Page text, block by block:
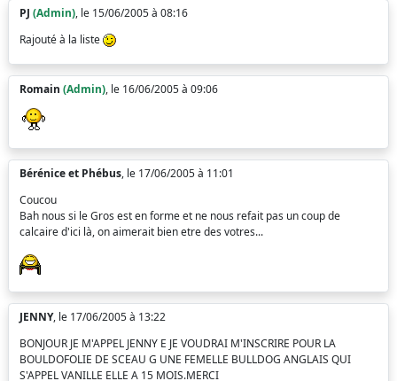
PJ (Admin), le 15/06/2005 à 08:16
Rajouté à la liste
Romain (Admin), le 16/06/2005 à 09:06
Bérénice et Phébus, le 17/06/2005 à 11:01
Coucou
Bah nous si le Gros est en forme et ne nous refait pas un coup de
calcaire d'ici là, on aimerait bien etre des votres...
JENNY, le 17/06/2005 à 13:22
BONJOUR JE M'APPEL JENNY E JE VOUDRAI M'INSCRIRE POUR LA
BOULDOFOLIE DE SCEAU G UNE FEMELLE BULLDOG ANGLAIS QUI
S'APPEL VANILLE ELLE A 15 MOIS.MERCI